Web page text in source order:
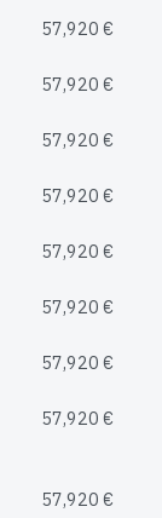
57,920 €
57,920 €
57,920 €
57,920 €
57,920 €
57,920 €
57,920 €
57,920 €
57,920 €